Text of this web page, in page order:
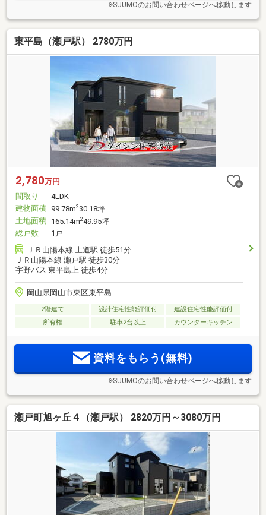
※SUUMOのお問い合わせページへ移動します
東平島（瀬戸駅） 2780万円
2,780万円
間取り
4LDK
建物面積 99.78m230.18坪
土地面積 165.14m249.95坪
総戸数
1戸
ＪＲ山陽本線 上道駅 徒歩51分
ＪＲ山陽本線 瀬戸駅 徒歩30分
宇野バス 東平島上 徒歩4分
岡山県岡山市東区東平島
2階建て 設計住宅性能評価付
建設住宅性能評価付
所有権
駐車2台以上 カウンターキッチン
資料をもらう(無料)
※SUUMOのお問い合わせページへ移動します
瀬戸町旭ヶ丘４（瀬戸駅） 2820万円～3080万円